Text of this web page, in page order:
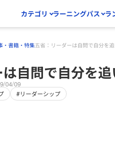
カテゴリ ラーニングパス ラ
・書籍・特集五省：リーダーは自問で自分を
自問で自分を
04/09
#リーダーシップ